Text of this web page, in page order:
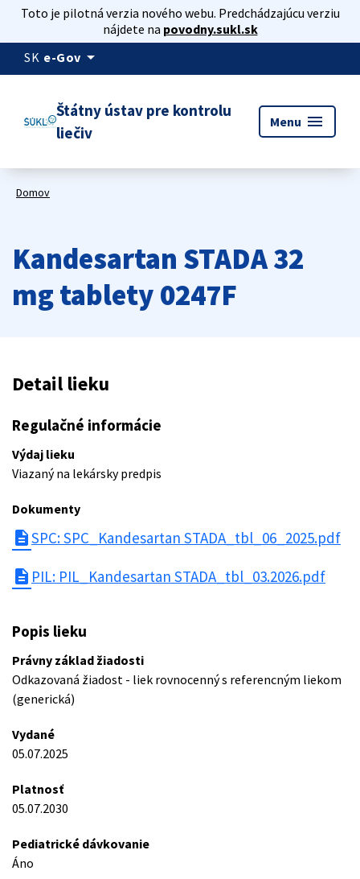
Toto je pilotná verzia nového webu. Predchádzajúcu verziu
nájdete na povodny.sukl.sk
SK e-Gov arrow_drop_down
Štátny ústav pre kontrolu
liečiv
Menu menu
Domov
Kandesartan STADA 32
mg tablety 0247F
Detail lieku
Regulačné informácie
Výdaj lieku
Viazaný na lekársky predpis
Dokumenty
descriptionSPC: SPC_Kandesartan STADA_tbl_06_2025.pdf
description PIL: PIL_Kandesartan STADA_tbl_03.2026.pdf
Popis lieku
Právny základ žiadosti
Odkazovaná žiadost - liek rovnocenný s referencným liekom
(generická)
Vydané
05.07.2025
Platnosť
05.07.2030
Pediatrické dávkovanie
Áno